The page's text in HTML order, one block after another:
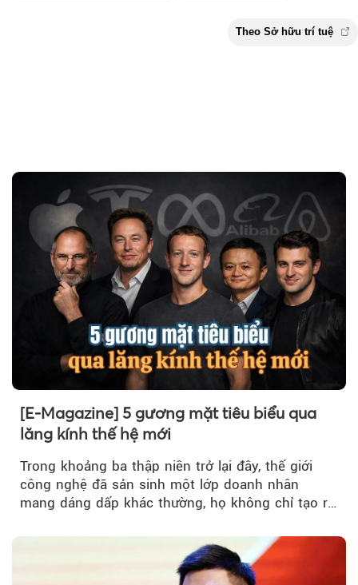
[E-Magazine] 5 gương mặt tiêu biểu qua
lăng kính thế hệ mới
Trong khoảng ba thập niên trở lại đây, thế giới
công nghệ đã sản sinh một lớp doanh nhân
mang dáng dấp khác thường, họ không chỉ tạo ra